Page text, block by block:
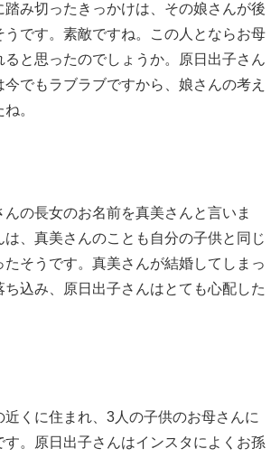
踏み切ったきっかけは、その娘さんが後
うです。素敵ですね。この人とならお母
ると思ったのでしょうか。原日出子さん
今でもラブラブですから、娘さんの考え
。
んの長女のお名前を真美さんと言いま
、真美さんのことも自分の子供と同じ
たそうです。真美さんが結婚してしまっ
ち込み、原日出子さんはとても心配した
くに住まれ、3人の子供のお母さんに
す。原日出子さんはインスタによくお孫